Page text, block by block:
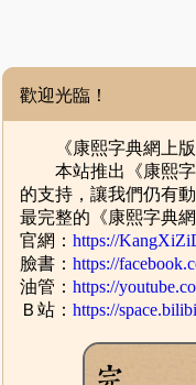
歡迎光臨！
《康熙字典網上版
本站推出《康熙字
的支持，讓我們仍有
最完整的《康熙字典網
官網：https://
臉書：https://
油管：https://
Ｂ站：https://